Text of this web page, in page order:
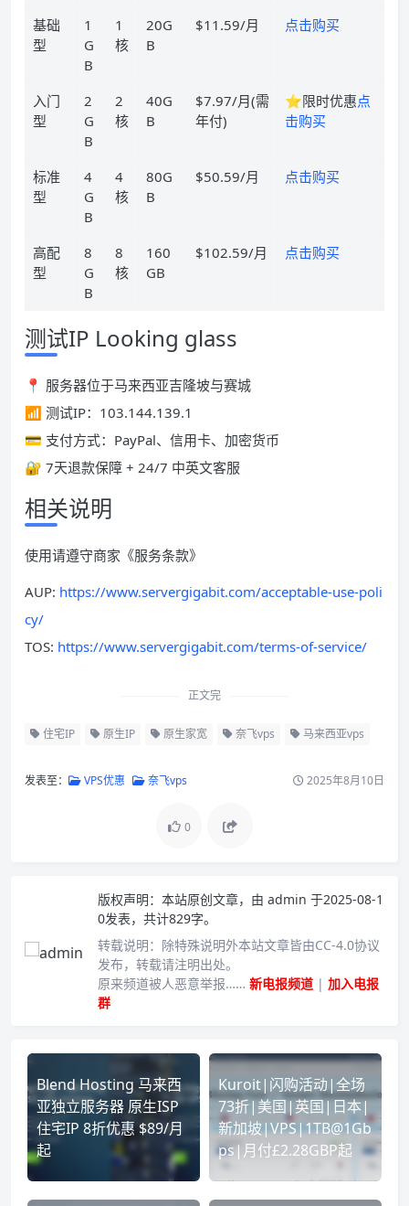
基础
型
1
G
B
1
核
20G
B
$11.59/月 点击购买
入门
型
2
G
B
2
核
40G
B
$7.97/月(需
年付)
⭐限时优惠点
击购买
标准
型
4
G
B
4
核
80G
B
$50.59/月 点击购买
高配
型
8
G
B
8
核
160
GB
$102.59/月 点击购买
测试IP Looking glass
📍 服务器位于马来西亚吉隆坡与赛城
📶 测试IP：103.144.139.1
💳 支付方式：PayPal、信用卡、加密货币
🔐 7天退款保障 + 24/7 中英文客服
相关说明
使用请遵守商家《服务条款》
AUP: https://www.servergigabit.com/acceptable-use-poli
cy/
TOS: https://www.servergigabit.com/terms-of-service/
正文完
住宅IP 原生IP 原生家宽 奈飞vps 马来西亚vps
发表至： VPS优惠 奈飞vps 2025年8月10日
0
版权声明： 本站原创文章，由 admin 于2025-08-1
0发表，共计829字。
转载说明： 除特殊说明外本站文章皆由CC-4.0协议
发布，转载请注明出处。
原来频道被人恶意举报…… 新电报频道 | 加入电报
群
Blend Hosting 马来西
亚独立服务器 原生ISP
住宅IP 8折优惠 $89/月
起
Kuroit|闪购活动|全场
73折|美国|英国|日本|
新加坡|VPS|1TB@1Gb
ps|月付£2.28GBP起